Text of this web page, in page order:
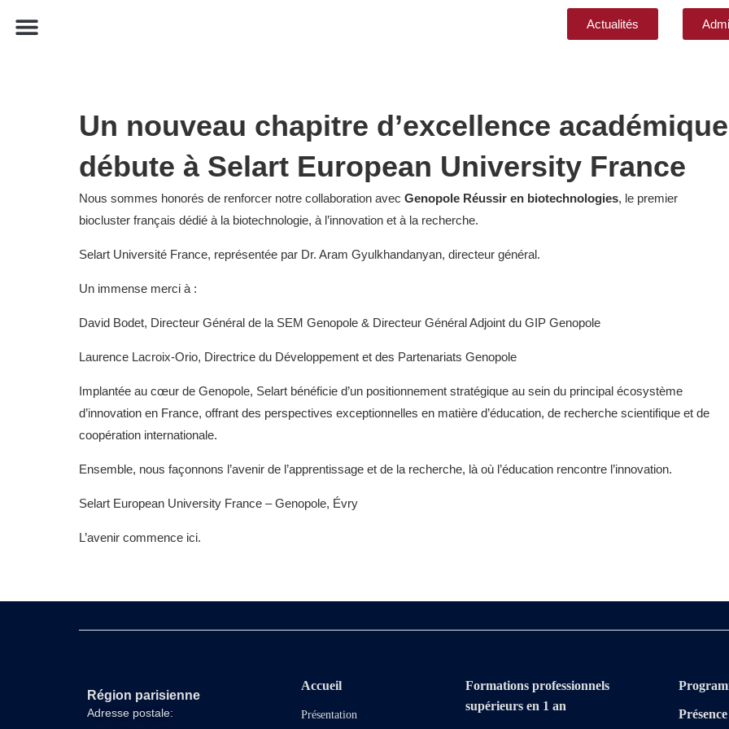
Actualités
Un nouveau chapitre d’excellence académique
débute à Selart European University France
Nous sommes honorés de renforcer notre collaboration avec Genopole Réussir en biotechnologies, le premier
biocluster français dédié à la biotechnologie, à l’innovation et à la recherche.
Selart Université France, représentée par Dr. Aram Gyulkhandanyan, directeur général.
Un immense merci à :
David Bodet, Directeur Général de la SEM Genopole & Directeur Général Adjoint du GIP Genopole
Laurence Lacroix-Orio, Directrice du Développement et des Partenariats Genopole
Implantée au cœur de Genopole, Selart bénéficie d’un positionnement stratégique au sein du principal écosystème
d’innovation en France, offrant des perspectives exceptionnelles en matière d’éducation, de recherche scientifique et de
coopération internationale.
Ensemble, nous façonnons l’avenir de l’apprentissage et de la recherche, là où l’éducation rencontre l’innovation.
Selart European University France – Genopole, Évry
L’avenir commence ici.
Région parisienne
Adresse postale:
Accueil
Présentation
Formations professionnels
supérieurs en 1 an